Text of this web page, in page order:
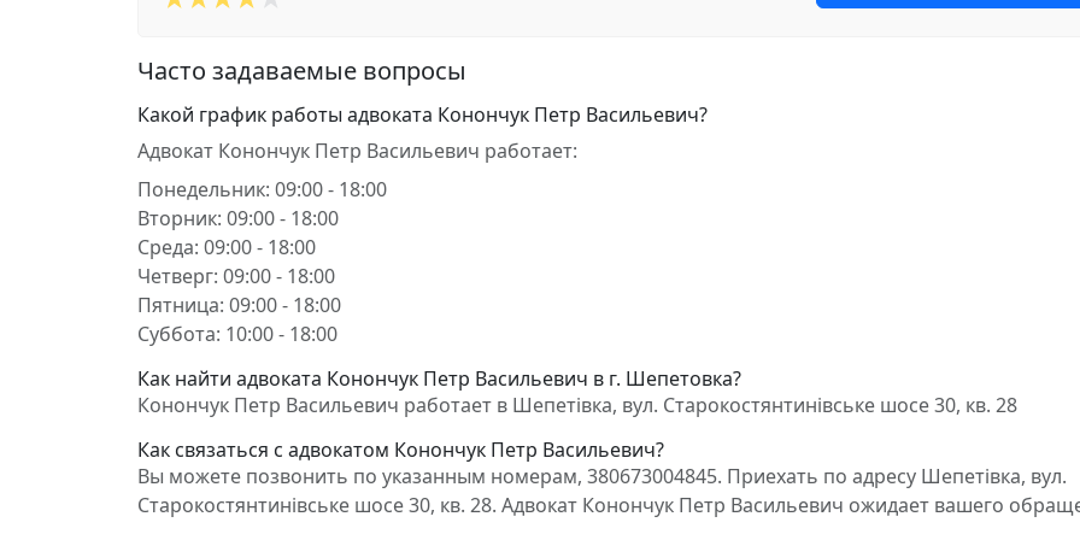
Часто задаваемые вопросы
Какой график работы адвоката Конончук Петр Васильевич?
Адвокат Конончук Петр Васильевич работает:
Понедельник: 09:00 - 18:00
Вторник: 09:00 - 18:00
Среда: 09:00 - 18:00
Четверг: 09:00 - 18:00
Пятница: 09:00 - 18:00
Суббота: 10:00 - 18:00
Как найти адвоката Конончук Петр Васильевич в г. Шепетовка?
Конончук Петр Васильевич работает в Шепетівка, вул. Старокостянтинівське шосе 30, кв. 28
Как связаться с адвокатом Конончук Петр Васильевич?
Вы можете позвонить по указанным номерам, 380673004845. Приехать по адресу Шепетівка, вул.
Старокостянтинівське шосе 30, кв. 28. Адвокат Конончук Петр Васильевич ожидает вашего